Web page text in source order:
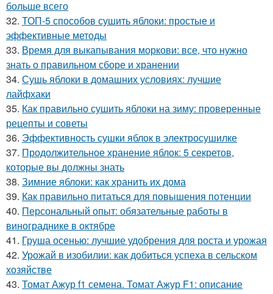
больше всего
32. ТОП-5 способов сушить яблоки: простые и
эффективные методы
33. Время для выкапывания моркови: все, что нужно
знать о правильном сборе и хранении
34. Сушь яблоки в домашних условиях: лучшие
лайфхаки
35. Как правильно сушить яблоки на зиму: проверенные
рецепты и советы
36. Эффективность сушки яблок в электросушилке
37. Продолжительное хранение яблок: 5 секретов,
которые вы должны знать
38. Зимние яблоки: как хранить их дома
39. Как правильно питаться для повышения потенции
40. Персональный опыт: обязательные работы в
винограднике в октябре
41. Груша осенью: лучшие удобрения для роста и урожая
42. Урожай в изобилии: как добиться успеха в сельском
хозяйстве
43. Томат Ажур f1 семена. Томат Ажур F1: описание